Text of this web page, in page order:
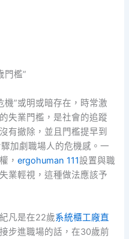
門檻”
機”或明或暗存在，時常激
失業門檻，是社會的追蹤
有撤除，並且門檻提早到
加劇職場人的危機感。一
，ergohuman 111設置與職
業輕視，這種做法應該予
凡是在22歲系統櫃工廠直
步進職場的話，在30歲前